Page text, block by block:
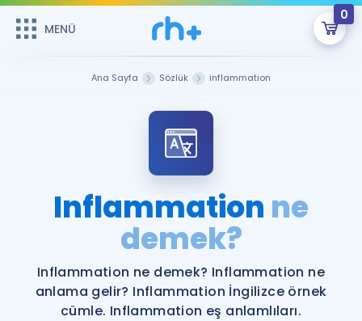
MENÜ
0
Şifremi Hatırlamıyorum
Sepetin Şu An Boş.
Remzi Hoca ile seni sınava hazırlayacak onlarca eğitim seni
bekliyor!
MENÜ
Katılımcı Görüşleri
Faydalı Araçlar
Ücretsiz Kaynaklar
İngilizce Gramer
Ana Sayfa Sözlük inflammation
Inflammation ne
demek?
Inflammation ne demek? Inflammation ne
anlama gelir? Inflammation İngilizce örnek
cümle. Inflammation eş anlamlıları.